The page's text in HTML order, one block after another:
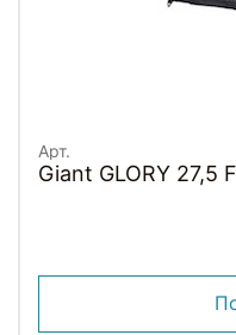
Арт.
Giant GLORY 27,5